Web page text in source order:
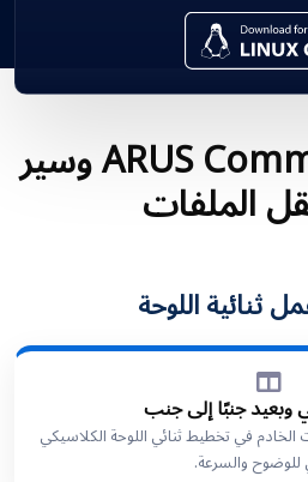
ميزات ARUS Commander وسير
الملفات
ثنائية اللوحة
جنبًا إلى جنب
في تخطيط ثنائي اللوحة الكلاسيكي
للوضوح والسرعة.